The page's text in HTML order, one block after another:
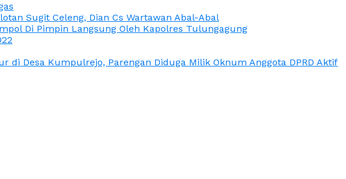
Sugit Celeng, Dian Cs Wartawan Abal-Abal
Di Pimpin Langsung Oleh Kapolres Tulungagung
di Desa Kumpulrejo, Parengan Diduga Milik Oknum Anggota DPRD Aktif